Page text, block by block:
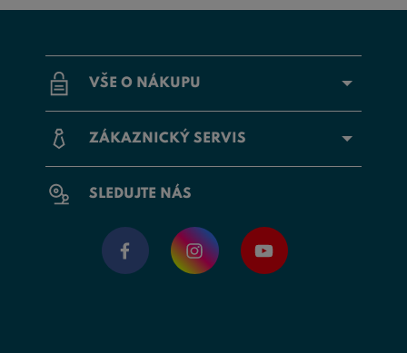
VŠE O NÁKUPU
ZÁKAZNICKÝ SERVIS
SLEDUJTE NÁS